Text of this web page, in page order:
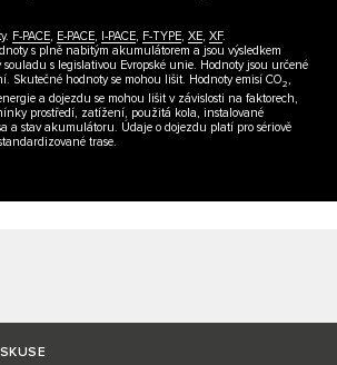
F-PACE E-PACE I-PACE F-TYPE XE XF.
s plně nabitým akumulátorem a jsou výsledkem
s legislativou Evropské unie. Hodnoty jsou určené
Skutečné hodnoty se mohou lišit. Hodnoty emisí CO2
a dojezdu se mohou lišit v závislosti na faktorech,
prostředí, zatížení, použitá kola, instalované
a stav akumulátoru. Údaje o dojezdu platí pro sériově
trase.